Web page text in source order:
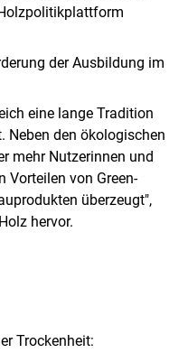
der Ausbildung im
eine lange Tradition
den ökologischen
mehr Nutzerinnen und
Vorteilen von Green-
überzeugt",
hervor.
Trockenheit: